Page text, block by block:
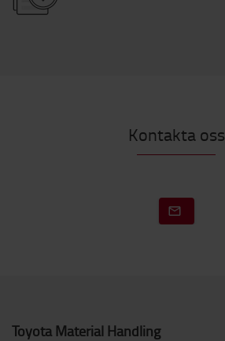
Kontakta oss
Toyota Material Handling